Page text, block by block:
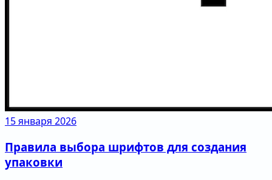
15 января 2026
Правила выбора шрифтов для создания
упаковки